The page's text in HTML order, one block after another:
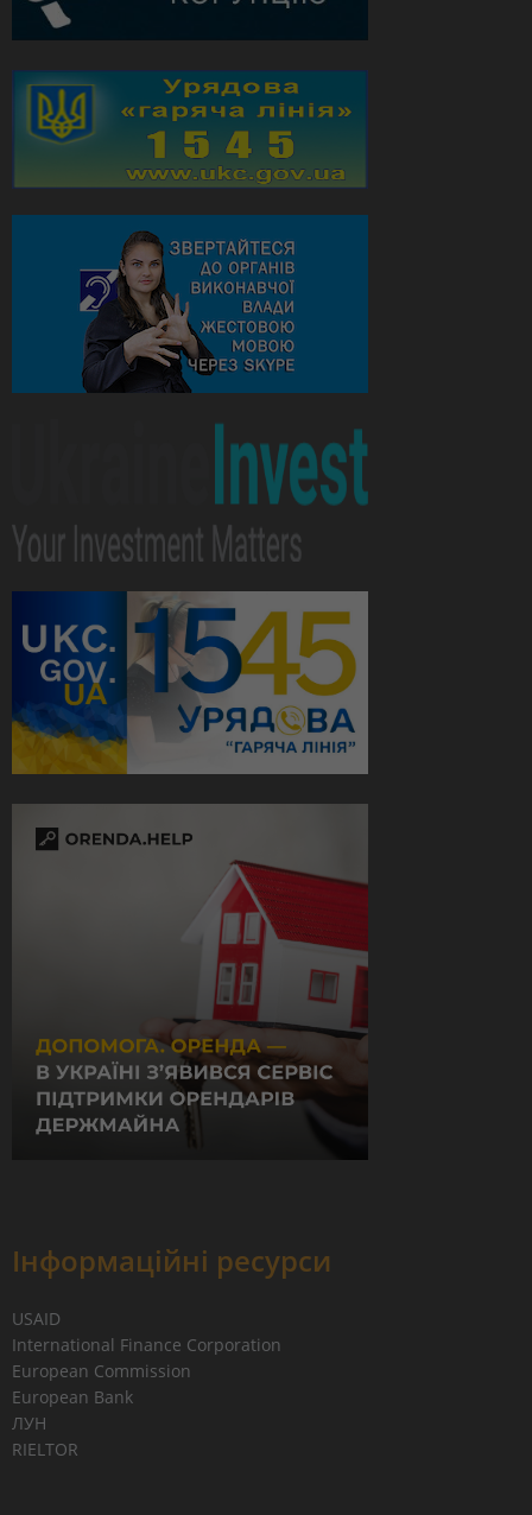
Інформаційні ресурси
USAID
International Finance Corporation
European Commission
European Bank
ЛУН
RIELTOR